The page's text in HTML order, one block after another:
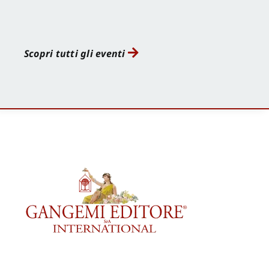
Scopri tutti gli eventi